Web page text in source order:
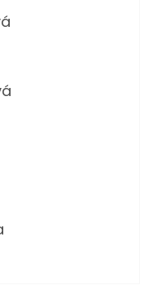
z 5 hvězdiček.
z 5 hvězdiček.
z 5 hvězdiček.
z 5 hvězdiček.